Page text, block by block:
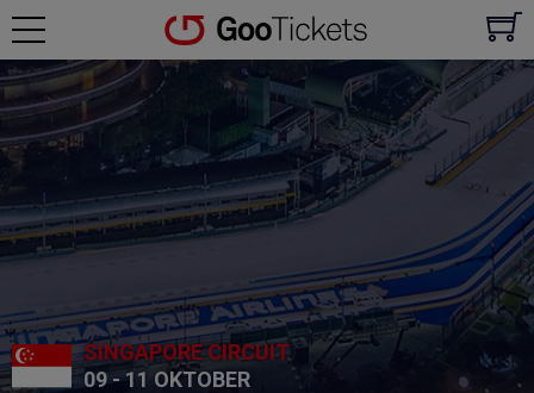
SINGAPORE CIRCUIT
09 - 11 OKTOBER